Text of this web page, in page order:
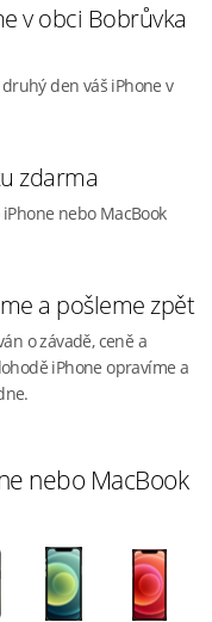
v obci Bobrůvka
den váš iPhone v
zdarma
nebo MacBook
a pošleme zpět
o závadě, ceně a
iPhone opravíme a
nebo MacBook